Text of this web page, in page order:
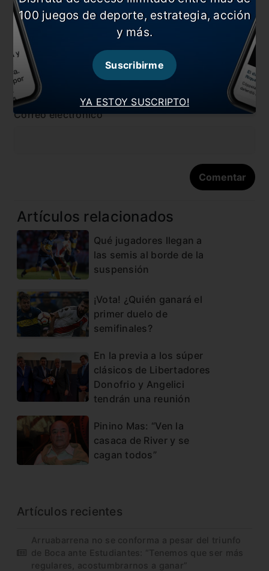
Nombre
Correo electrónico
Artículos relacionados
Qué jugadores llegan a
las semis al borde de la
suspensión
¡Vota! ¿Quién ganará el
primer duelo de
semifinales?
En la previa a los súper
clásicos de Libertadores
Donofrio y Angelici
tendrán una reunión
Pinino Mas: “Ven la
casaca de River y se
cagan todos”
Artículos recientes
Arruabarrena no se conforma a pesar del triunfo
de Boca ante Estudiantes: “Tenemos que ser más
regulares, acostumbrarnos a ganar”
YA ESTOY SUSCRIPTO!
100 juegos de deporte, estrategia, acción
y más.
Suscribirme